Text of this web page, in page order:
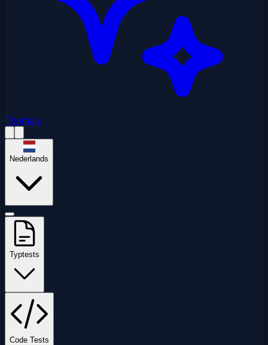
Thema's
Nederlands
Typtests
Code Tests